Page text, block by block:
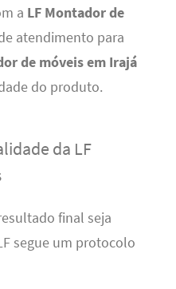
a LF Montador de
atendimento para
de móveis em Irajá
do produto.
da LF
final seja
segue um protocolo